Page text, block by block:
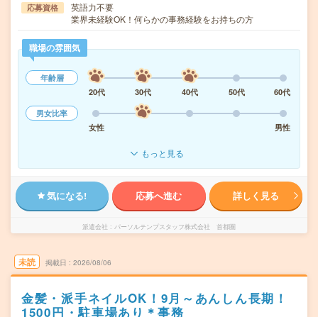
応募資格
英語力不要
業界未経験OK！何らかの事務経験をお持ちの方
職場の雰囲気
年齢層
20代
30代 40代 50代
60代
男女比率
女性
男性
もっと見る
気になる! 応募へ進む 詳しく見る
派遣会社 パーソルテンプスタッフ株式会社 首都圏
未読 掲載日 2026/08/06
金髪・派手ネイルOK！9月～あんしん長期！
1500円・駐車場あり＊事務